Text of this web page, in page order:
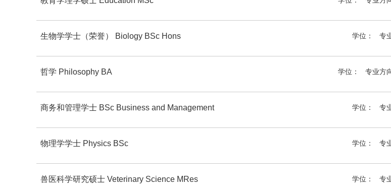
生物学学士（荣誉） Biology BSc Hons 学位： 专
哲学 Philosophy BA 学位： 专业方
商务和管理学士 BSc Business and Management 学位： 专
物理学学士 Physics BSc 学位： 专
兽医科学研究硕士 Veterinary Science MRes 学位： 专